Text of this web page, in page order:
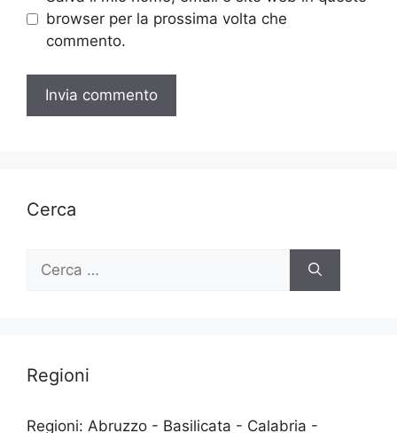
browser per la prossima volta che
commento.
Cerca
Ricerca
Regioni
Regioni: Abruzzo - Basilicata - Calabria -